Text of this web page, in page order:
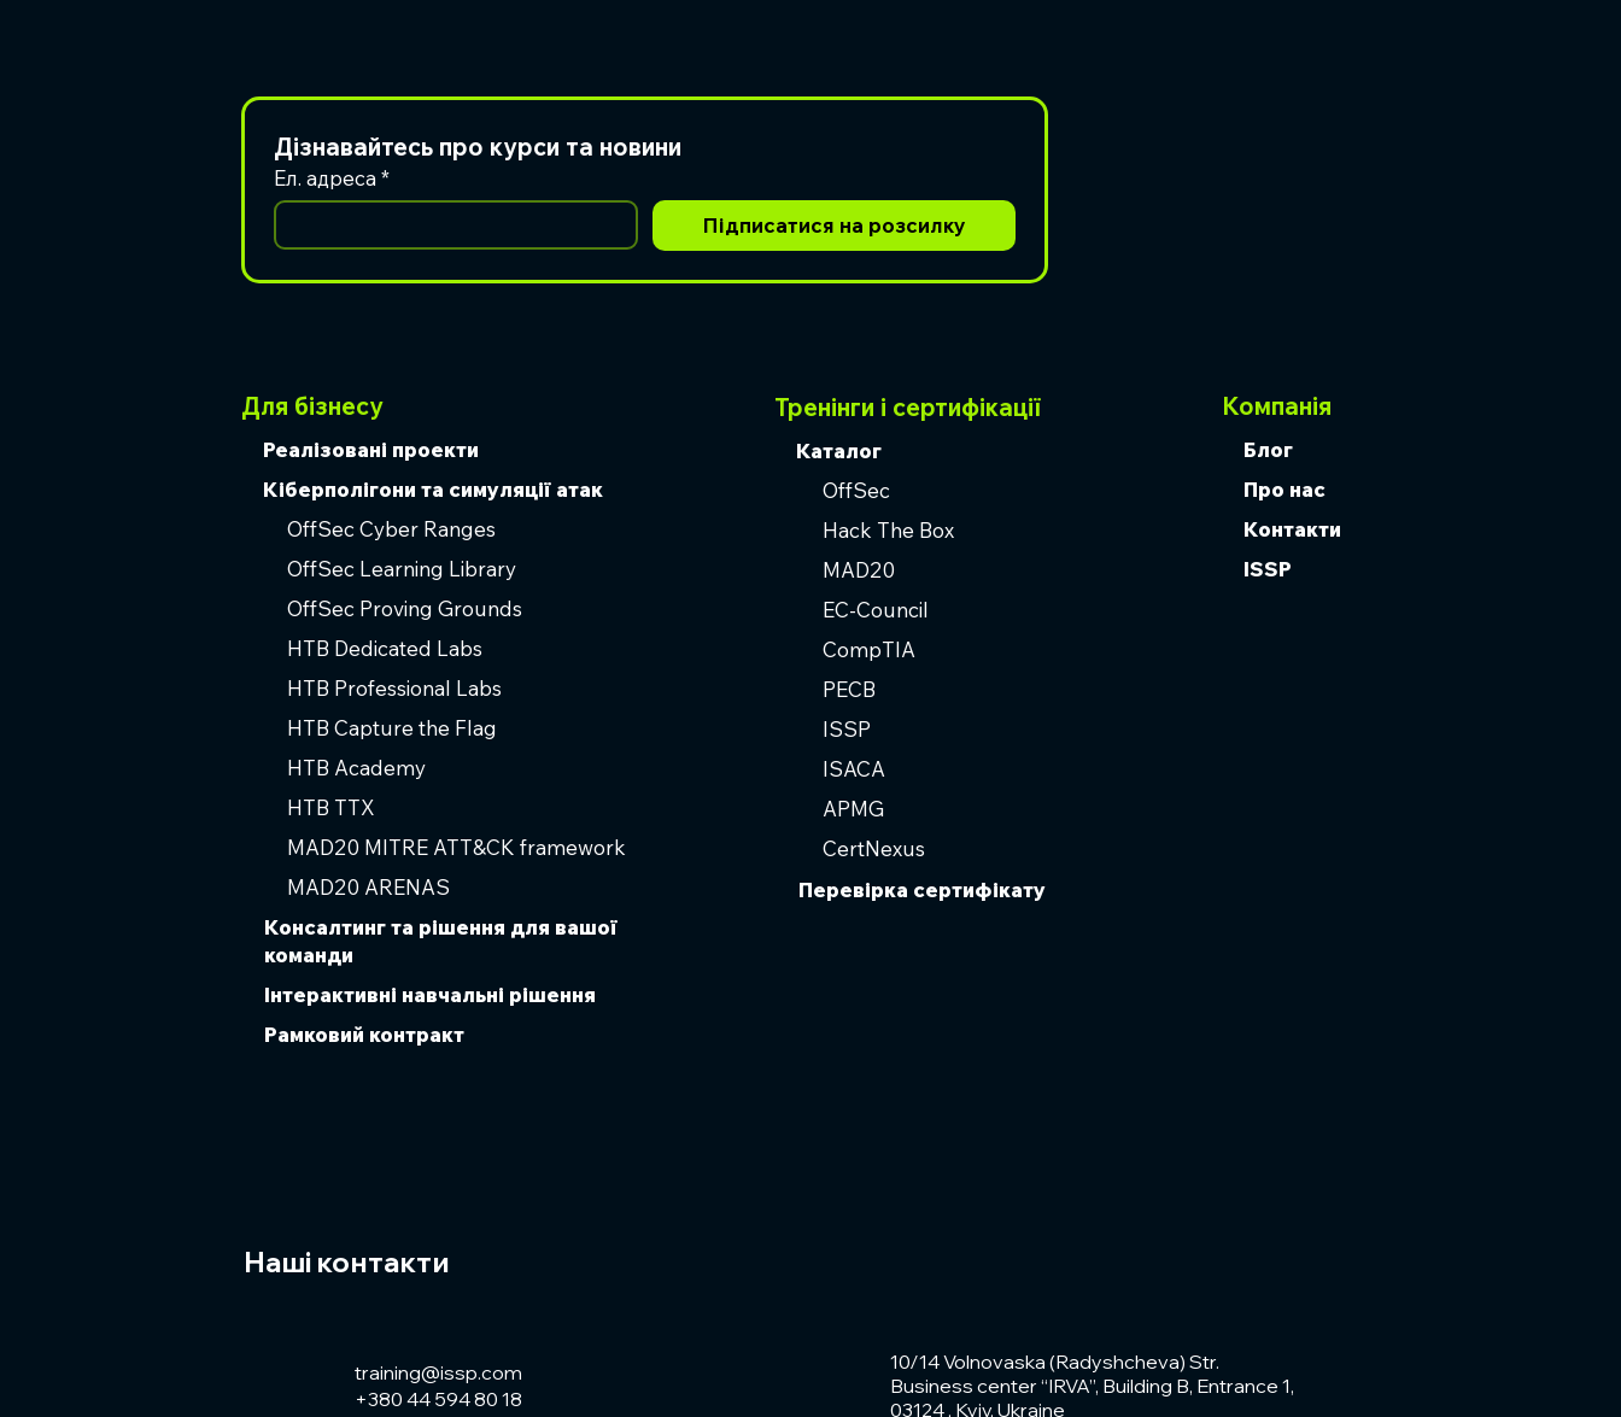
Дізнавайтесь про курси та новини
Ел. адреса*
Підписатися на розсилку
Для бізнесу
Реалізовані проекти
Кіберполігони та симуляції атак
OffSec Cyber Ranges
OffSec Learning Library
OffSec Proving Grounds
HTB Dedicated Labs
HTB Professional Labs
HTB Capture the Flag
HTB Academy
HTB TTX
MAD20 MITRE ATT&CK framework
MAD20 ARENAS
Консалтинг та рішення для вашої
команди
Інтерактивні навчальні рішення
Рамковий контракт
Тренінги і сертифікації
Каталог
OffSec
Hack The Box
MAD20
EC-Council
CompTIA
PECB
ISSP
ISACA
APMG
CertNexus
Перевірка сертифікату
Компанія
Блог
Про нас
Контакти
ISSP
Наші контакти
training@issp.com
+380 44 594 80 18
10/14 Volnovaska (Radyshcheva) Str.
Business center “IRVA”, Building B, Entrance 1,
03124 , Kyiv, Ukraine